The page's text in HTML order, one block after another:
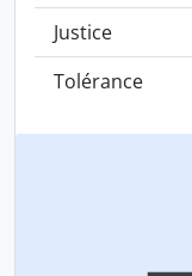
Justice
Tolérance